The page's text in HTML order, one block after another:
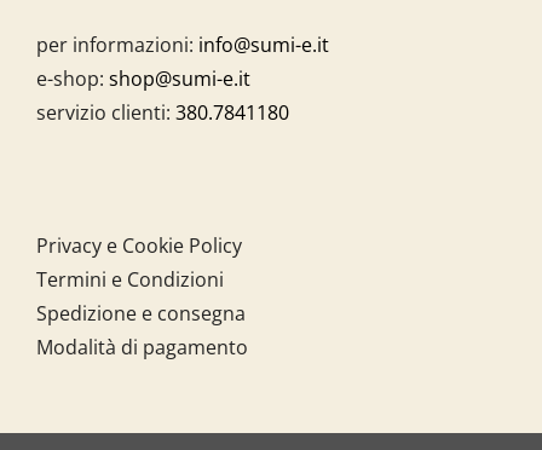
per informazioni: info@sumi-e.it
e-shop: shop@sumi-e.it
servizio clienti: 380.7841180
Privacy e Cookie Policy
Termini e Condizioni
Spedizione e consegna
Modalità di pagamento